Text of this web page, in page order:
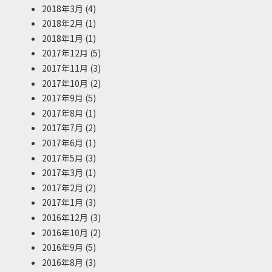
2018年3月 (4)
2018年2月 (1)
2018年1月 (1)
2017年12月 (5)
2017年11月 (3)
2017年10月 (2)
2017年9月 (5)
2017年8月 (1)
2017年7月 (2)
2017年6月 (1)
2017年5月 (3)
2017年3月 (1)
2017年2月 (2)
2017年1月 (3)
2016年12月 (3)
2016年10月 (2)
2016年9月 (5)
2016年8月 (3)